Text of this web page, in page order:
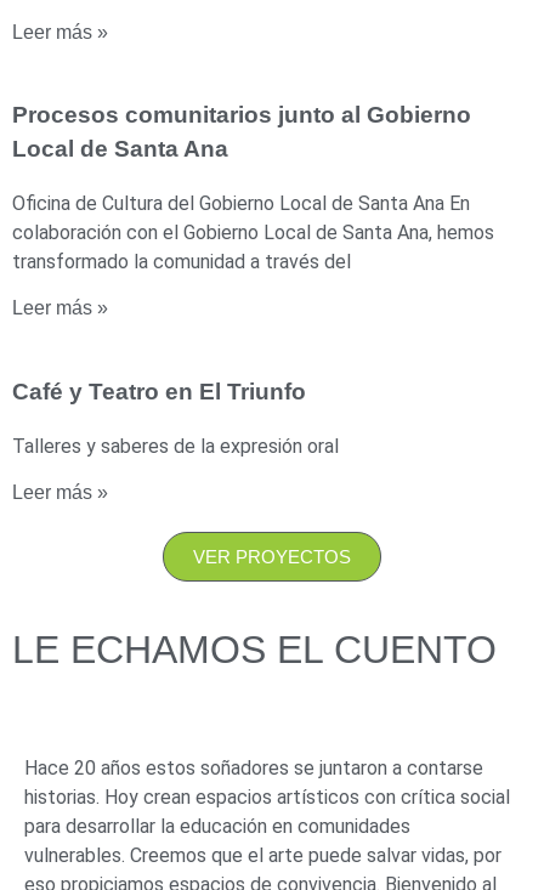
Leer más »
Procesos comunitarios junto al Gobierno
Local de Santa Ana
Oficina de Cultura del Gobierno Local de Santa Ana En
colaboración con el Gobierno Local de Santa Ana, hemos
transformado la comunidad a través del
Leer más »
Café y Teatro en El Triunfo
Talleres y saberes de la expresión oral
Leer más »
VER PROYECTOS
LE ECHAMOS EL CUENTO
Hace 20 años estos soñadores se juntaron a contarse
historias. Hoy crean espacios artísticos con crítica social
para desarrollar la educación en comunidades
vulnerables. Creemos que el arte puede salvar vidas, por
eso propiciamos espacios de convivencia. Bienvenido al